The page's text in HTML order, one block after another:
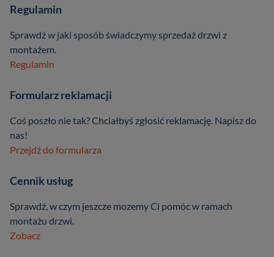
Regulamin
Sprawdź w jaki sposób świadczymy sprzedaż drzwi z
montażem.
Regulamin
Formularz reklamacji
Coś poszło nie tak? Chciałbyś zgłosić reklamację. Napisz do
nas!
Przejdź do formularza
Cennik usług
Sprawdź, w czym jeszcze mozemy Ci pomóc w ramach
montażu drzwi.
Zobacz